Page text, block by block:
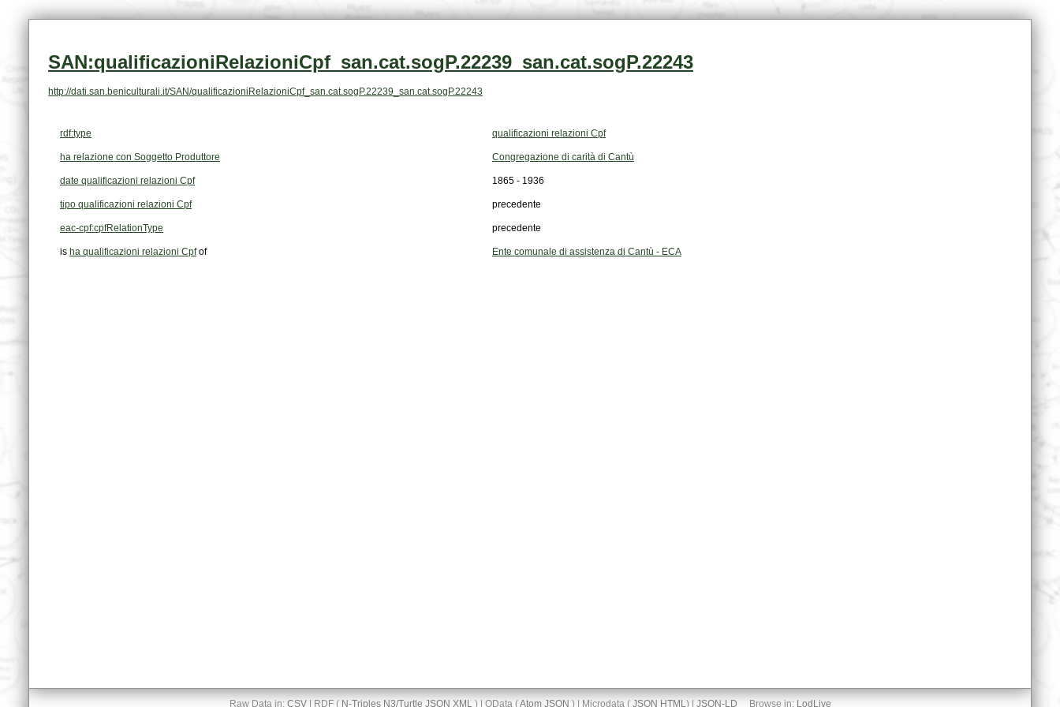
SAN:qualificazioniRelazioniCpf_san.cat.sogP.22239_san.cat.sogP.22243
http://dati.san.beniculturali.it/SAN/qualificazioniRelazioniCpf_san.cat.sogP.22239_san.cat.sogP.22243
rdf:type qualificazioni relazioni Cpf
ha relazione con Soggetto Produttore Congregazione di carità di Cantù
date qualificazioni relazioni Cpf 1865 - 1936
tipo qualificazioni relazioni Cpf precedente
eac-cpf:cpfRelationType precedente
is ha qualificazioni relazioni Cpfof Ente comunale di assistenza di Cantù - ECA
Raw Data in: CSV| RDF ( N-Triples N3/Turtle JSON XML) | OData (Atom JSON ) | Microdata ( JSON HTML) | JSON-LD Browse in: LodLive